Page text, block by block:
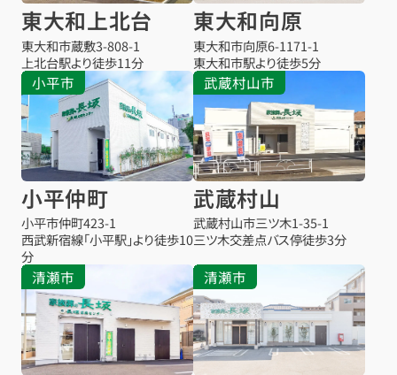
東大和上北台
東大和市蔵敷3-808-1
上北台駅より徒歩11分
東大和向原
東大和市向原6-1171-1
東大和市駅より徒歩5分
小平市
小平仲町
小平市仲町423-1
西武新宿線「小平駅」より徒歩10
分
武蔵村山市
武蔵村山
武蔵村山市三ツ木1-35-1
三ツ木交差点バス停徒歩3分
清瀬市 清瀬市